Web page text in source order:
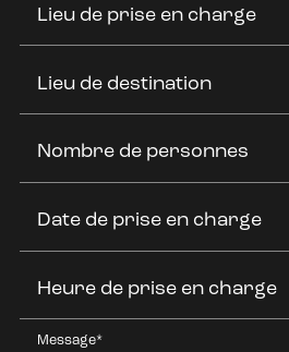
Lieu de prise en charge
Lieu de destination
Nombre de personnes
Date de prise en charge
Heure de prise en charge
Message*